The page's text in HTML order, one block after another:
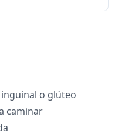
o glúteo
caminar